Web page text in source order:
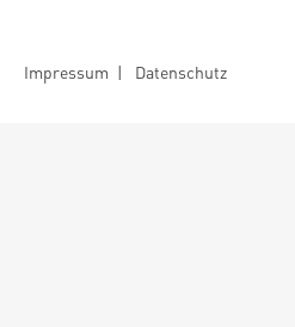
Impressum | Datenschutz